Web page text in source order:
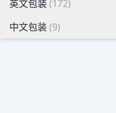
英文包装(172)
中文包装(9)